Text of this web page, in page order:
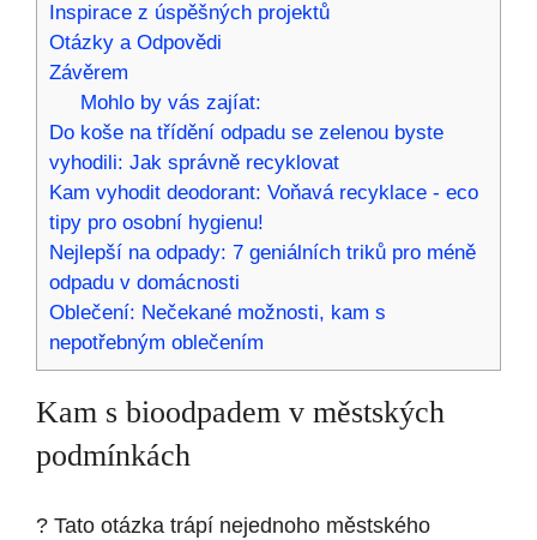
Inspirace z úspěšných projektů
Otázky a​ Odpovědi
Závěrem
Mohlo by vás zajíat:
Do koše na třídění odpadu se zelenou byste
vyhodili: Jak správně recyklovat
Kam vyhodit deodorant: Voňavá recyklace - eco
tipy pro osobní hygienu!
Nejlepší na odpady: 7 geniálních triků pro méně
odpadu v domácnosti
Oblečení: Nečekané možnosti, kam s
nepotřebným oblečením
Kam s bioodpadem v ​městských
podmínkách
? Tato otázka trápí nejednoho⁤ městského